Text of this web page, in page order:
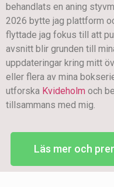
behandlats en aning
2026 bytte jag plattform
flyttade jag fokus till att
avsnitt blir grunden till
uppdateringar kring mitt
eller flera av mina
utforska Kvideholm och
tillsammans med mig.
Läs mer och